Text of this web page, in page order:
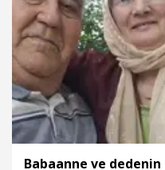
12.03.2026 Gündem